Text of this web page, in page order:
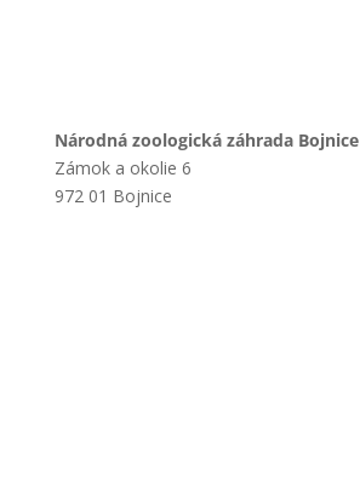
Národná zoologická záhrada Bojnice
Zámok a okolie 6
972 01 Bojnice